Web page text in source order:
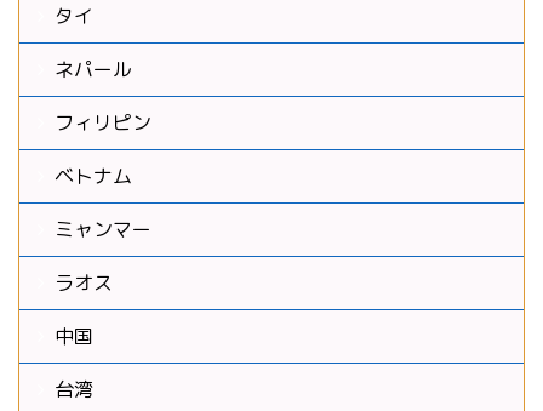
タイ
ネパール
フィリピン
ベトナム
ミャンマー
ラオス
中国
台湾